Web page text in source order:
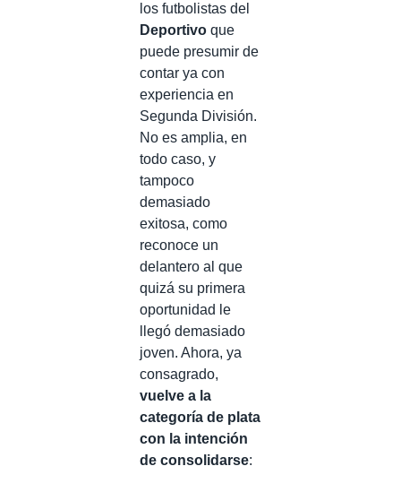
los futbolistas del
Deportivo que
puede presumir de
contar ya con
experiencia en
Segunda División.
No es amplia, en
todo caso, y
tampoco
demasiado
exitosa, como
reconoce un
delantero al que
quizá su primera
oportunidad le
llegó demasiado
joven. Ahora, ya
consagrado,
vuelve a la
categoría de plata
con la intención
de consolidarse: